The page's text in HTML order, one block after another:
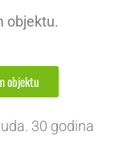
objektu.
objektu
30 godina